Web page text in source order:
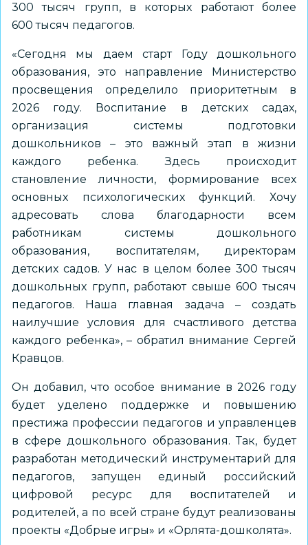
300 тысяч групп, в которых работают более
600 тысяч педагогов.
«Сегодня мы даем старт Году дошкольного
образования, это направление Министерство
просвещения определило приоритетным в
2026 году. Воспитание в детских садах,
организация системы подготовки
дошкольников – это важный этап в жизни
каждого ребенка. Здесь происходит
становление личности, формирование всех
основных психологических функций. Хочу
адресовать слова благодарности всем
работникам системы дошкольного
образования, воспитателям, директорам
детских садов. У нас в целом более 300 тысяч
дошкольных групп, работают свыше 600 тысяч
педагогов. Наша главная задача – создать
наилучшие условия для счастливого детства
каждого ребенка», – обратил внимание Сергей
Кравцов.
Он добавил, что особое внимание в 2026 году
будет уделено поддержке и повышению
престижа профессии педагогов и управленцев
в сфере дошкольного образования. Так, будет
разработан методический инструментарий для
педагогов, запущен единый российский
цифровой ресурс для воспитателей и
родителей, а по всей стране будут реализованы
проекты «Добрые игры» и «Орлята-дошколята».